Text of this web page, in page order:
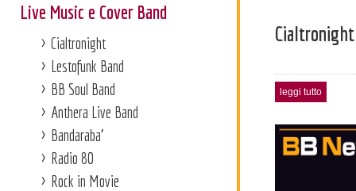
Live Music e Cover Band
Cialtronight
Lestofunk Band
BB Soul Band
Anthera Live Band
Bandaraba'
Radio 80
Rock in Movie
Cialtronight
leggi tutto